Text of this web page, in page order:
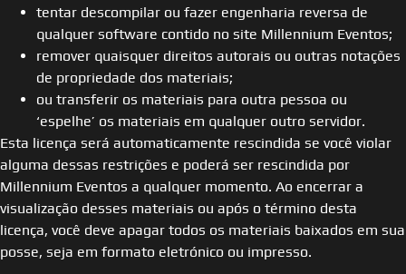
tentar descompilar ou fazer engenharia reversa de
qualquer software contido no site Millennium Eventos;
remover quaisquer direitos autorais ou outras notações
de propriedade dos materiais;
ou transferir os materiais para outra pessoa ou
‘espelhe’ os materiais em qualquer outro servidor.
Esta licença será automaticamente rescindida se você violar
alguma dessas restrições e poderá ser rescindida por
Millennium Eventos a qualquer momento. Ao encerrar a
visualização desses materiais ou após o término desta
licença, você deve apagar todos os materiais baixados em sua
posse, seja em formato eletrónico ou impresso.